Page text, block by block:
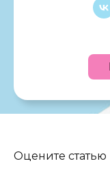
Оцените статью